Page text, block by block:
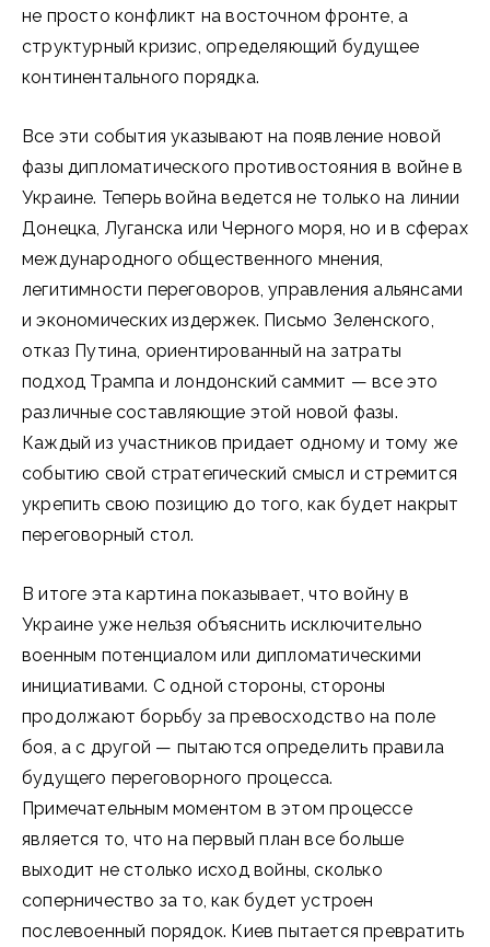
не просто конфликт на восточном фронте, а
структурный кризис, определяющий будущее
континентального порядка.
Все эти события указывают на появление новой
фазы дипломатического противостояния в войне в
Украине. Теперь война ведется не только на линии
Донецка, Луганска или Черного моря, но и в сферах
международного общественного мнения,
легитимности переговоров, управления альянсами
и экономических издержек. Письмо Зеленского,
отказ Путина, ориентированный на затраты
подход Трампа и лондонский саммит — все это
различные составляющие этой новой фазы.
Каждый из участников придает одному и тому же
событию свой стратегический смысл и стремится
укрепить свою позицию до того, как будет накрыт
переговорный стол.
В итоге эта картина показывает, что войну в
Украине уже нельзя объяснить исключительно
военным потенциалом или дипломатическими
инициативами. С одной стороны, стороны
продолжают борьбу за превосходство на поле
боя, а с другой — пытаются определить правила
будущего переговорного процесса.
Примечательным моментом в этом процессе
является то, что на первый план все больше
выходит не столько исход войны, сколько
соперничество за то, как будет устроен
послевоенный порядок. Киев пытается превратить